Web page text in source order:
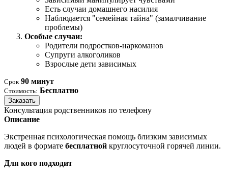
Есть случаи домашнего насилия
Наблюдается "семейная тайна" (замалчивание
проблемы)
Особые случаи:
Родители подростков-наркоманов
Супруги алкоголиков
Взрослые дети зависимых
Срок 90 минут
Стоимость: Бесплатно
Заказать
Консультация родственников по телефону
Описание
Экстренная психологическая помощь близким зависимых
людей в формате бесплатной круглосуточной горячей линии.
Для кого подходит